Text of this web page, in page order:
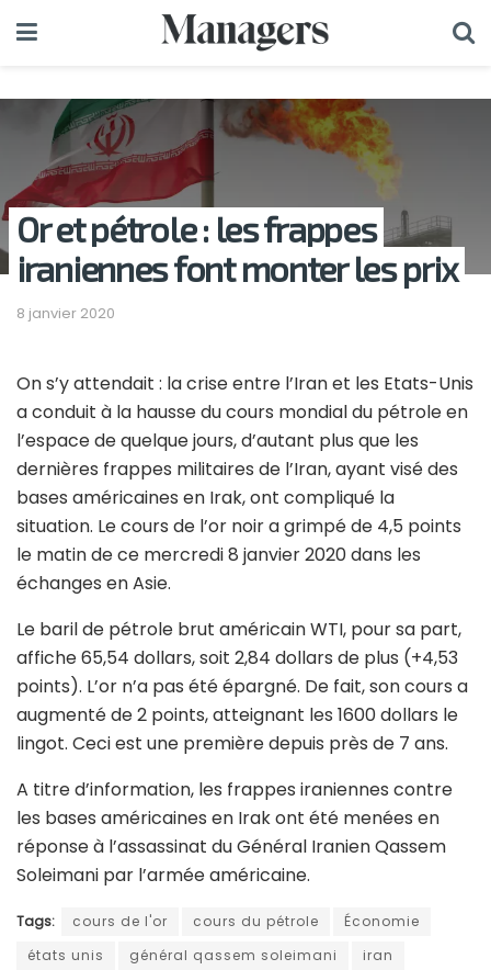
Or et pétrole : les frappes
iraniennes font monter les prix
8 janvier 2020
On s’y attendait : la crise entre l’Iran et les Etats-Unis
a conduit à la hausse du cours mondial du pétrole en
l’espace de quelque jours, d’autant plus que les
dernières frappes militaires de l’Iran, ayant visé des
bases américaines en Irak, ont compliqué la
situation. Le cours de l’or noir a grimpé de 4,5 points
le matin de ce mercredi 8 janvier 2020 dans les
échanges en Asie.
Le baril de pétrole brut américain WTI, pour sa part,
affiche 65,54 dollars, soit 2,84 dollars de plus (+4,53
points). L’or n’a pas été épargné. De fait, son cours a
augmenté de 2 points, atteignant les 1600 dollars le
lingot. Ceci est une première depuis près de 7 ans.
A titre d’information, les frappes iraniennes contre
les bases américaines en Irak ont été menées en
réponse à l’assassinat du Général Iranien Qassem
Soleimani par l’armée américaine.
Tags: cours de l'or cours du pétrole
Économie
états unis
général qassem soleimani
iran